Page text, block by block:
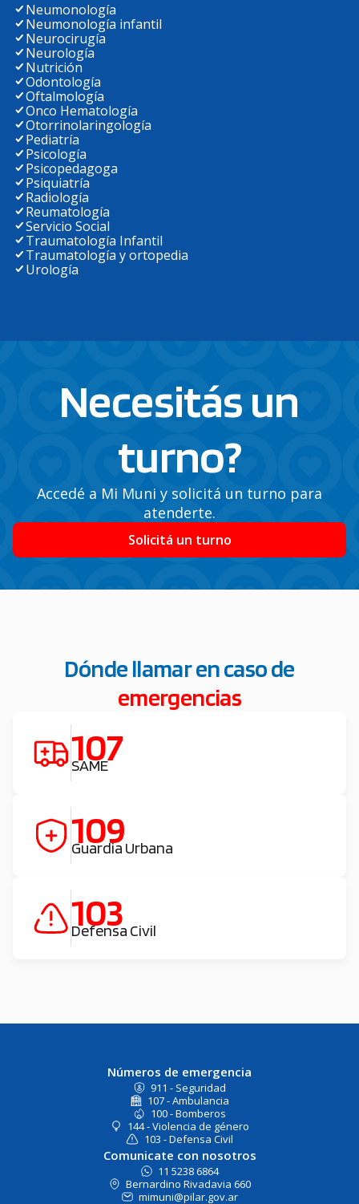
Neumonología
Neumonología infantil
Neurocirugía
Neurología
Nutrición
Odontología
Oftalmología
Onco Hematología
Otorrinolaringología
Pediatría
Psicología
Psicopedagoga
Psiquiatría
Radiología
Reumatología
Servicio Social
Traumatología Infantil
Traumatología y ortopedia
Urología
Necesitás un
turno?
Accedé a Mi Muni y solicitá un turno para
atenderte.
Solicitá un turno
Dónde llamar en caso de
emergencias
107
SAME
109
Guardia Urbana
103
Defensa Civil
Números de emergencia
911 - Seguridad
107 - Ambulancia
100 - Bomberos
144 - Violencia de género
103 - Defensa Civil
Comunicate con nosotros
11 5238 6864
Bernardino Rivadavia 660
mimuni@pilar.gov.ar